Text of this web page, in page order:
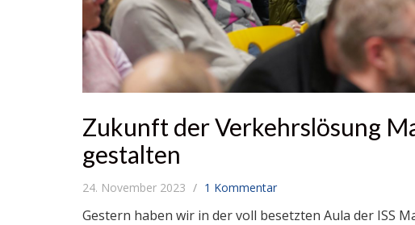
Zukunft der Verkehrslösung
gestalten
24. November 2023 1 Kommentar
Gestern haben wir in der voll besetzten Aula der ISS